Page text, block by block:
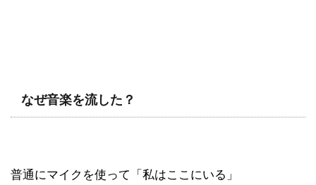
なぜ音楽を流した？
普通にマイクを使って「私はここにいる」